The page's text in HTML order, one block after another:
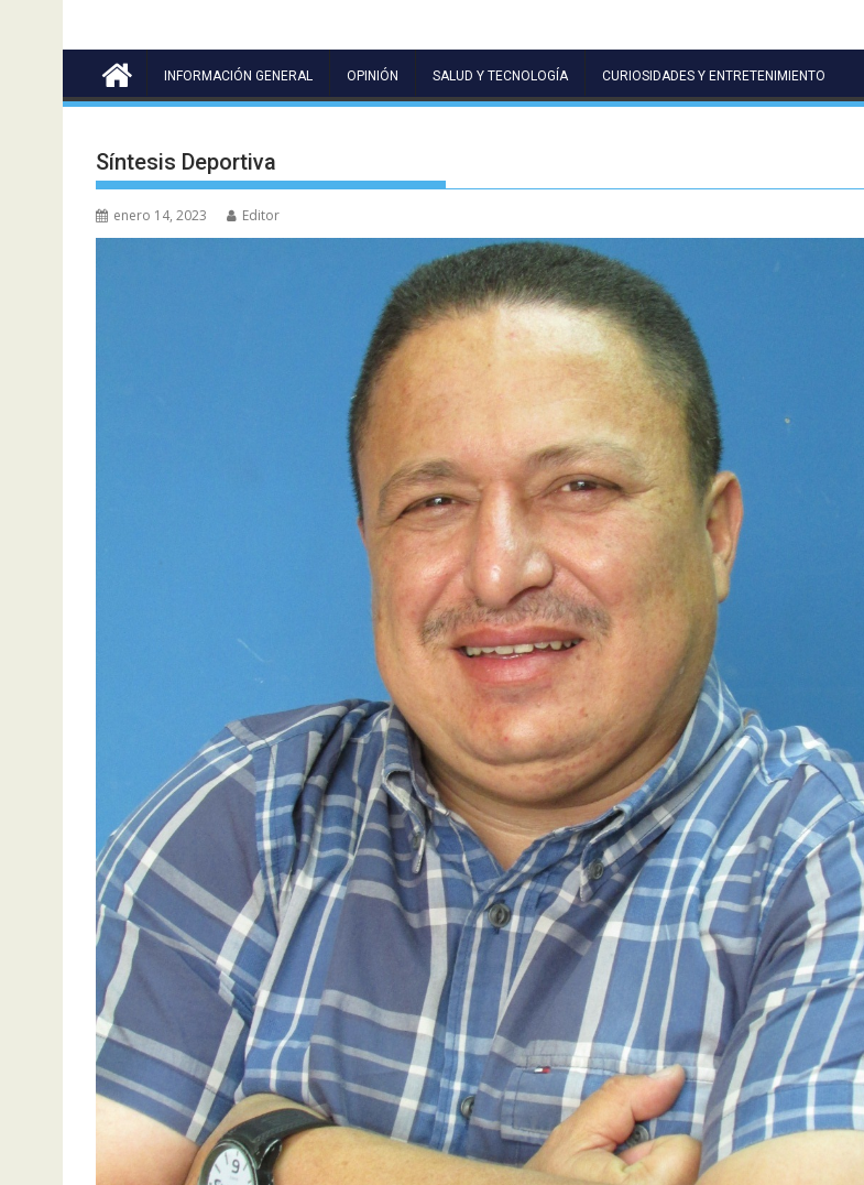
INFORMACIÓN GENERAL OPINIÓN SALUD Y TECNOLOGÍA CURIOSIDADES Y ENTRETENIMIENTO
Síntesis Deportiva
enero 14, 2023 Editor